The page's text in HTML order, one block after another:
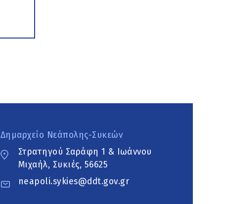
Δημαρχείο Νεάπολης-Συκεών
Στρατηγού Σαράφη 1 & Ιωάννου
Μιχαήλ, Συκιές, 56625
neapoli.sykies@ddt.gov.gr